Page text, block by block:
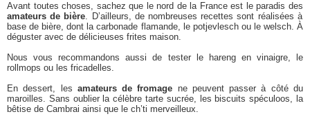
Avant toutes choses, sachez que le nord de la France est le paradis des
amateurs de bière. D’ailleurs, de nombreuses recettes sont réalisées à
base de bière, dont la carbonade flamande, le potjevlesch ou le welsch. À
déguster avec de délicieuses frites maison.
Nous vous recommandons aussi de tester le hareng en vinaigre, le
rollmops ou les fricadelles.
En dessert, les amateurs de fromage ne peuvent passer à côté du
maroilles. Sans oublier la célèbre tarte sucrée, les biscuits spéculoos, la
bêtise de Cambrai ainsi que le ch’ti merveilleux.